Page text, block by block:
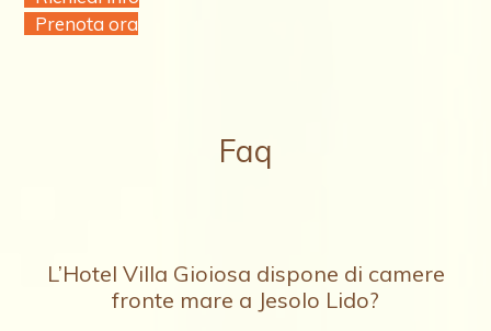
Prenota ora
Faq
L’Hotel Villa Gioiosa dispone di camere
fronte mare a Jesolo Lido?